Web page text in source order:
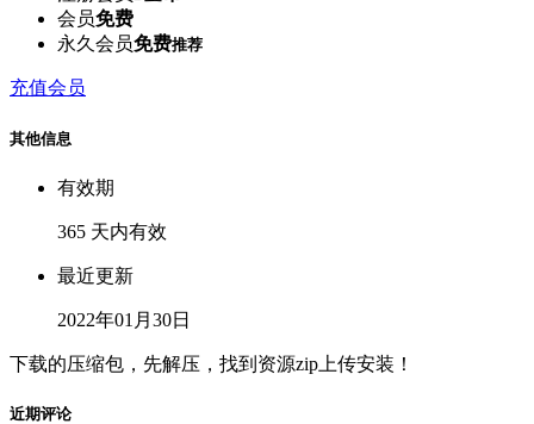
会员免费
永久会员免费推荐
充值会员
其他信息
有效期
365 天内有效
最近更新
2022年01月30日
下载的压缩包，先解压，找到资源zip上传安装！
近期评论